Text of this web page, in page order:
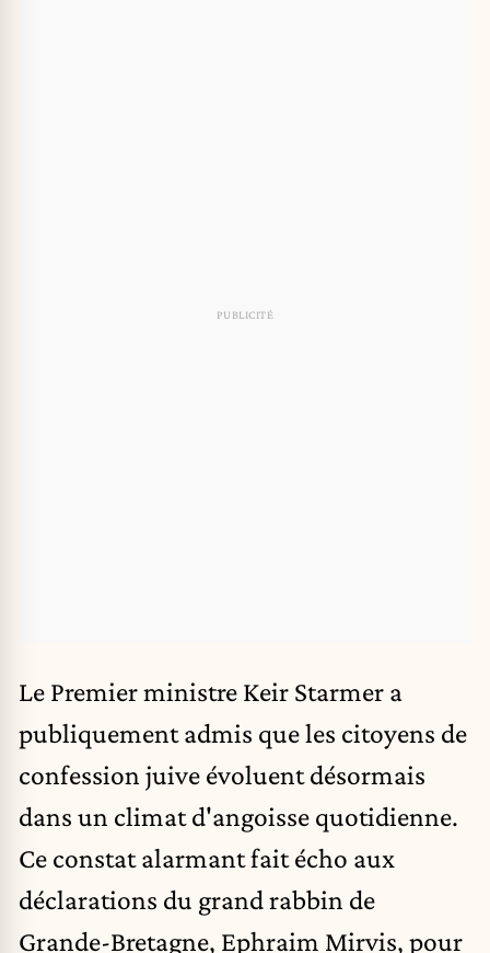
Le Premier ministre Keir Starmer a
publiquement admis que les citoyens de
confession juive évoluent désormais
dans un climat d'angoisse quotidienne.
Ce constat alarmant fait écho aux
déclarations du grand rabbin de
Grande-Bretagne, Ephraim Mirvis, pour